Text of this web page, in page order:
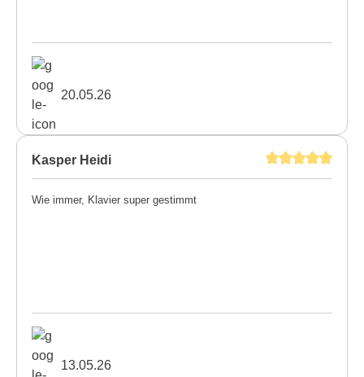
20.05.26
Kasper Heidi
Wie immer, Klavier super gestimmt
13.05.26